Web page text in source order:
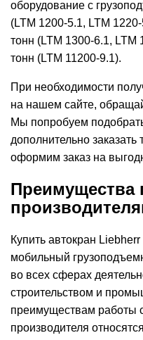
оборудование с
(LTM 1200-5.1, LTM
тонн (LTM 1300-6.1, LTM
тонн (LTM 11200-9.1).
При необходимости
на нашем сайте,
Мы попробуем
дополнительно
оформим заказ на
Преимущества
Купить автокран
мобильный
во всех сферах
строительством и
преимуществам работы
производителя